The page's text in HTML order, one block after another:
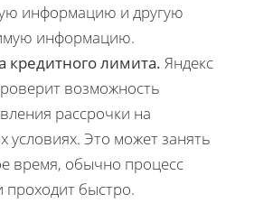
информацию и другую
информацию.
кредитного лимита. Яндекс
возможность
рассрочки на
условиях. Это может занять
время, обычно процесс
проходит быстро.